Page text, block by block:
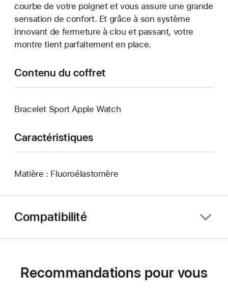
courbe de votre poignet et vous assure une grande
sensation de confort. Et grâce à son système
innovant de fermeture à clou et passant, votre
montre tient parfaitement en place.
Contenu du coffret
Bracelet Sport Apple Watch
Caractéristiques
Matière : Fluoroélastomère
Compatibilité
Recommandations pour vous